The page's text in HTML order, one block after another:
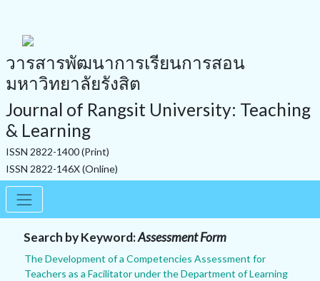
วารสารพัฒนาการเรียนการสอน
มหาวิทยาลัยรังสิต
Journal of Rangsit University: Teaching
& Learning
ISSN 2822-1400 (Print)
ISSN 2822-146X (Online)
Search by Keyword:Assessment Form
The Development of a Competencies Assessment for
Teachers as a Facilitator under the Department of Learning